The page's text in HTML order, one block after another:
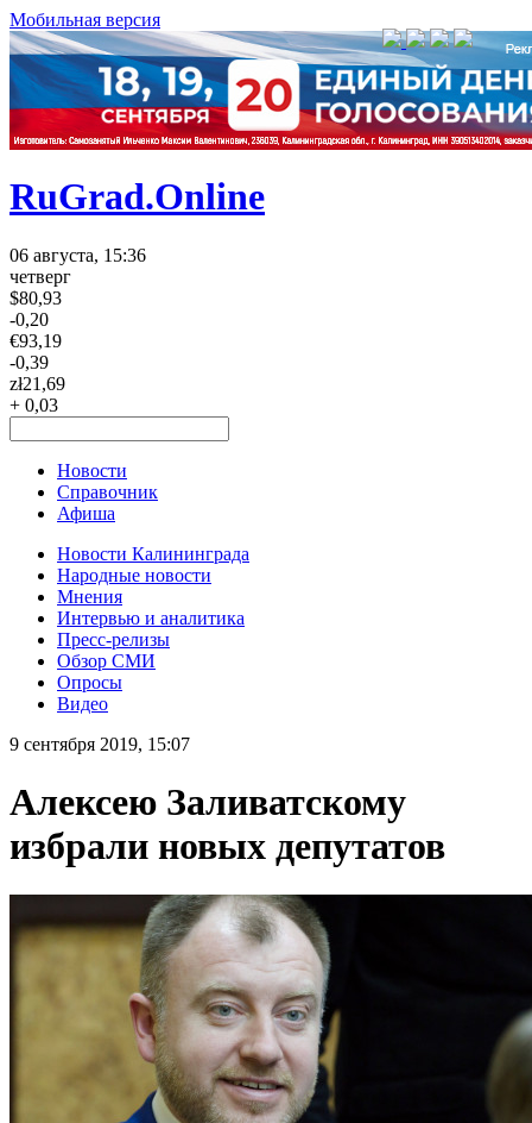
Мобильная версия
RuGrad.Online
06 августа, 15:36
четверг
$80,93
-0,20
€93,19
-0,39
zł21,69
+ 0,03
Новости
Справочник
Афиша
Новости Калининграда
Народные новости
Мнения
Интервью и аналитика
Пресс-релизы
Обзор СМИ
Опросы
Видео
9 сентября 2019, 15:07
Алексею Заливатскому
избрали новых депутатов